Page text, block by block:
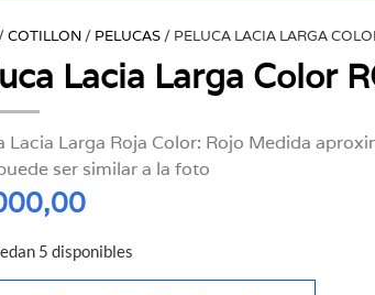
/COTILLON/ PELUCAS/ PELUCA LACIA LARGA
Lacia Larga Color
Lacia Larga Roja Color: Rojo Medida
ser similar a la foto
5 disponibles